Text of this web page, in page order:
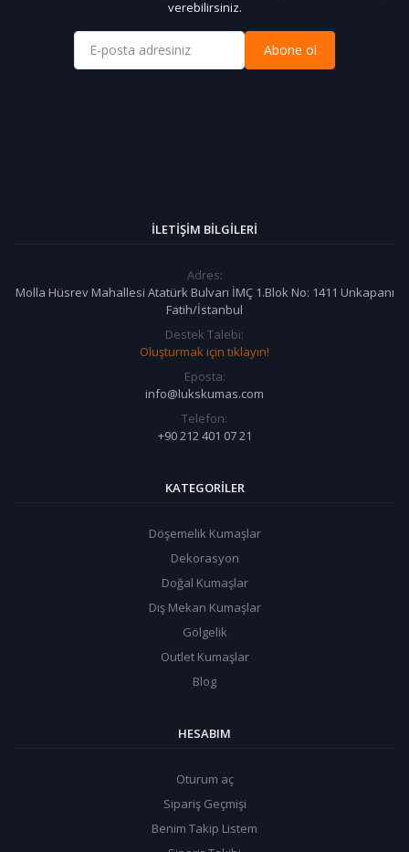
verebilirsiniz.
Abone ol
İLETIŞIM BILGILERI
Adres:
Molla Hüsrev Mahallesi Atatürk Bulvarı İMÇ 1.Blok No: 1411 Unkapanı
Fatih/İstanbul
Destek Talebi:
Oluşturmak için tıklayın!
Eposta:
info@lukskumas.com
Telefon:
+90 212 401 07 21
KATEGORILER
Döşemelik Kumaşlar
Dekorasyon
Doğal Kumaşlar
Dış Mekan Kumaşlar
Gölgelik
Outlet Kumaşlar
Blog
HESABIM
Oturum aç
Sipariş Geçmişi
Benim Takip Listem